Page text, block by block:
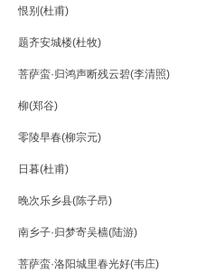
恨别(杜甫)
题齐安城楼(杜牧)
菩萨蛮·归鸿声断残云碧(李清照)
柳(郑谷)
零陵早春(柳宗元)
日暮(杜甫)
晚次乐乡县(陈子昂)
南乡子·归梦寄吴樯(陆游)
菩萨蛮·洛阳城里春光好(韦庄)